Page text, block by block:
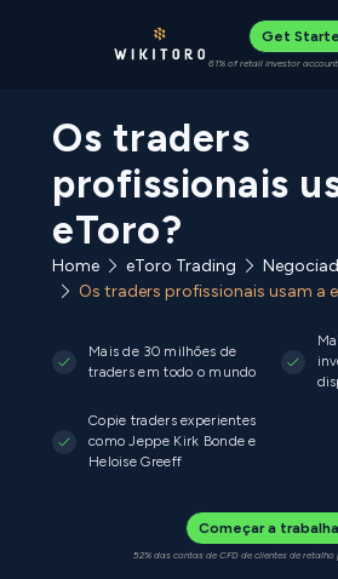
Get
61% of retail investor
Os traders
profissionais
eToro?
Home eToro Trading
Os traders profissionais usam a
Mais de 30 milhões de
traders em todo o mundo
Copie traders experientes
como Jeppe Kirk Bonde e
Heloise Greeff
Começar a
52% das contas de CFD de clientes de retalho